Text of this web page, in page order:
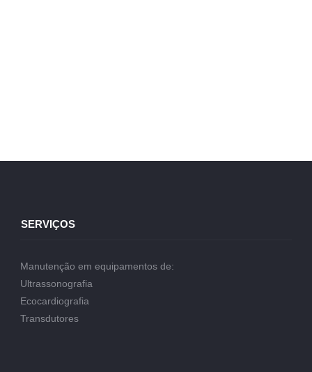
SERVIÇOS
Manutenção em equipamentos de:
Ultrassonografia
Ecocardiografia
Transdutores